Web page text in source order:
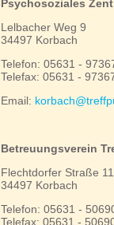
Psychosoziales
Lelbacher Weg 9
34497 Korbach
Telefon: 05631 -
Telefax: 05631 -
Email:
Betreuungsverein
Flechtdorfer Straße 11
34497 Korbach
Telefon: 05631 -
Telefax: 05631 -